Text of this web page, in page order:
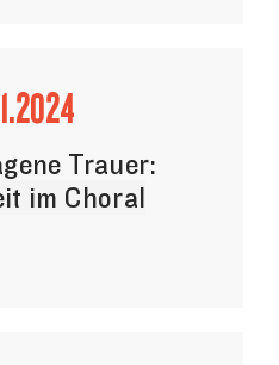
Trauer:
im Choral